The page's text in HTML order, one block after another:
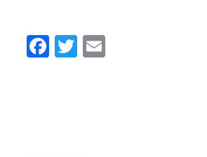
Facebook
Twitter